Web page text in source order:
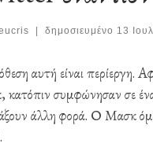
| δημοσιευμένο 13
αυτή είναι περίεργη.
συμφώνησαν σε
άλλη φορά. Ο Μασκ